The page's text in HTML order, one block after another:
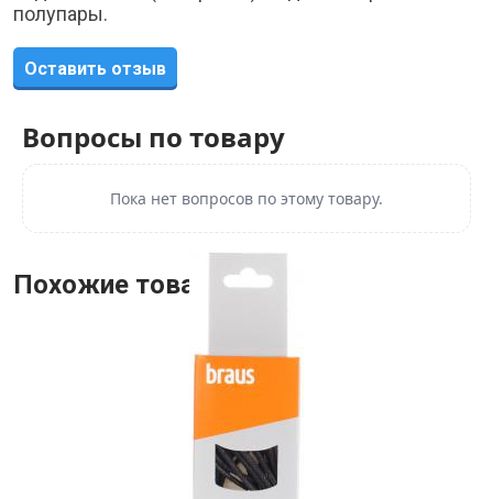
полупары.
Оставить отзыв
Вопросы по товару
Пока нет вопросов по этому товару.
Похожие товары